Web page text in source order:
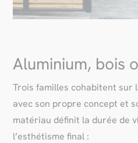
Aluminium, bois
Trois familles cohabitent sur
avec son propre concept et
matériau définit la durée de
l’esthétisme final :